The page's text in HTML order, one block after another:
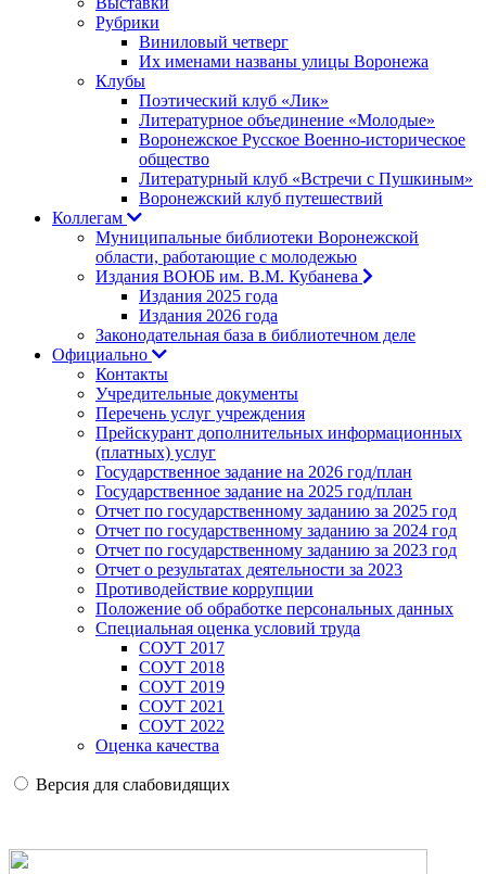
Рубрики
Виниловый четверг
Их именами названы улицы Воронежа
Клубы
Поэтический клуб «Лик»
Литературное объединение «Молодые»
Воронежское Русское Военно-историческое
общество
Литературный клуб «Встречи с Пушкиным»
Воронежский клуб путешествий
Коллегам
Муниципальные библиотеки Воронежской
области, работающие с молодежью
Издания ВОЮБ им. В.М. Кубанева
Издания 2025 года
Издания 2026 года
Законодательная база в библиотечном деле
Официально
Контакты
Учредительные документы
Перечень услуг учреждения
Прейскурант дополнительных информационных
(платных) услуг
Государственное задание на 2026 год/план
Государственное задание на 2025 год/план
Отчет по государственному заданию за 2025 год
Отчет по государственному заданию за 2024 год
Отчет по государственному заданию за 2023 год
Отчет о результатах деятельности за 2023
Противодействие коррупции
Положение об обработке персональных данных
Специальная оценка условий труда
СОУТ 2017
СОУТ 2018
СОУТ 2019
СОУТ 2021
СОУТ 2022
Оценка качества
Версия для слабовидящих